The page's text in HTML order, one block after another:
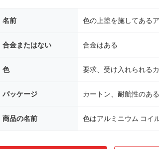
名前 色の上塗を施してある
合金またはない 合金はある
色
パッケージ カートン、耐航性のあ
商品の名前